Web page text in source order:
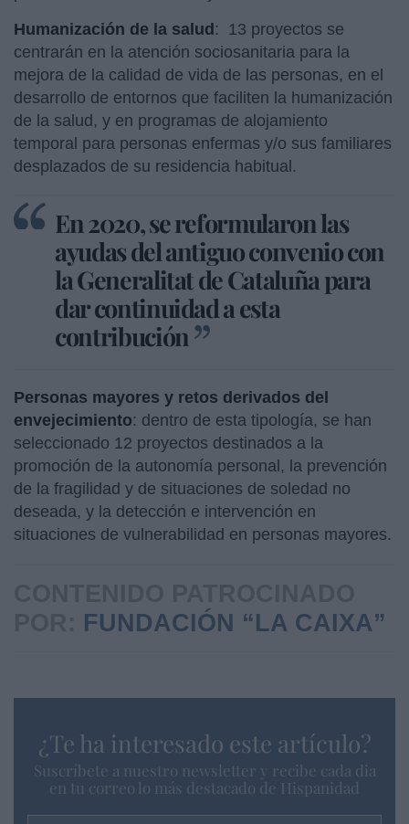
Humanización de la salud:
13 proyectos se
centrarán en la atención sociosanitaria para la
mejora de la calidad de vida de las personas, en el
desarrollo de entornos que faciliten la humanización
de la salud, y en programas de alojamiento
temporal para personas enfermas y/o sus familiares
desplazados de su residencia habitual.
En 2020, se reformularon las
ayudas del antiguo convenio con
la Generalitat de Cataluña para
dar continuidad a esta
contribución
Personas mayores y retos derivados del
envejecimiento: dentro de esta tipología, se han
seleccionado 12 proyectos destinados a la
promoción de la autonomía personal, la prevención
de la fragilidad y de situaciones de soledad no
deseada, y la detección e intervención en
situaciones de vulnerabilidad en personas mayores.
FUNDACIÓN “LA CAIXA”
¿Te ha interesado este artículo?
Suscríbete a nuestro newsletter y recibe cada dia
en tu correo lo más destacado de Hispanidad